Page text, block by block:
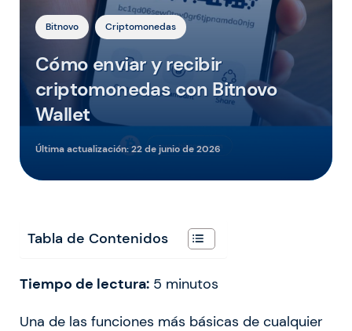
Bitnovo Criptomonedas
Cómo enviar y recibir
criptomonedas con Bitnovo
Wallet
Última actualización:22 de junio de 2026
Tabla de Contenidos
Tiempo de lectura: 5 minutos
Una de las funciones más básicas de cualquier